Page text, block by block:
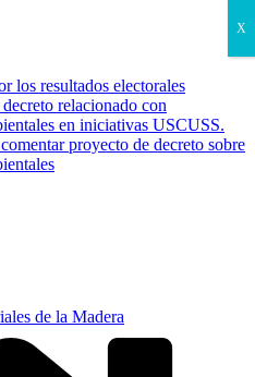
los resultados electorales
relacionado con
en iniciativas USCUSS.
proyecto de decreto sobre
X